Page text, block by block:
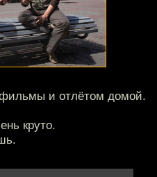
и отлётом домой.
круто.